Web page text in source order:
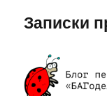
Записки